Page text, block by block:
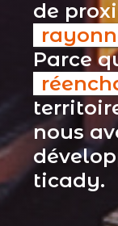
de
Parce
nous
ticady.